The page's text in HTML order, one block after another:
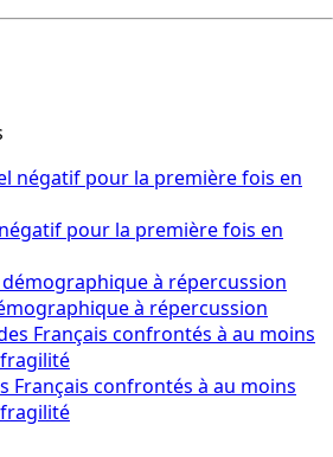
pour la première fois en
à répercussion
Français confrontés à au moins